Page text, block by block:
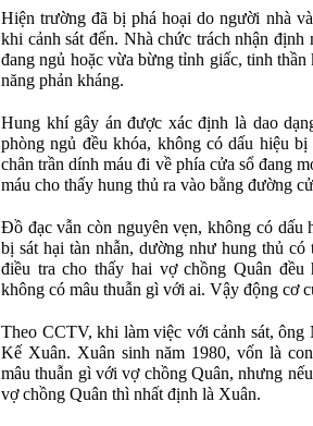
Hiện trường đã bị phá hoại do người nhà
khi cảnh sát đến. Nhà chức trách nhận
đang ngủ hoặc vừa bừng tỉnh giấc, tinh
năng phản kháng.
Hung khí gây án được xác định là dao
phòng ngủ đều khóa, không có dấu hiệu
chân trần dính máu đi về phía cửa sổ đang
máu cho thấy hung thủ ra vào bằng đường
Đồ đạc vẫn còn nguyên vẹn, không có dấu
bị sát hại tàn nhẫn, dường như hung thủ
điều tra cho thấy hai vợ chồng Quân đều
không có mâu thuẫn gì với ai. Vậy động cơ
Theo CCTV, khi làm việc với cảnh sát, ông
Kế Xuân. Xuân sinh năm 1980, vốn là
mâu thuẫn gì với vợ chồng Quân, nhưng
vợ chồng Quân thì nhất định là Xuân.